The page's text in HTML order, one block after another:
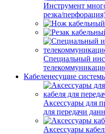
Инструмент
резка/
Специальный
Кабеленесущие
Аксессуары для
для передачи
Аксессуары